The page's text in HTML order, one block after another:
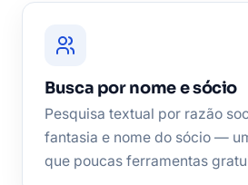
Busca por nome e sócio
Pesquisa textual por razão
fantasia e nome do sócio —
que poucas ferramentas